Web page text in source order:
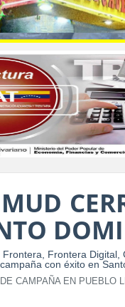
CAMPAÑA EN PUEBLO